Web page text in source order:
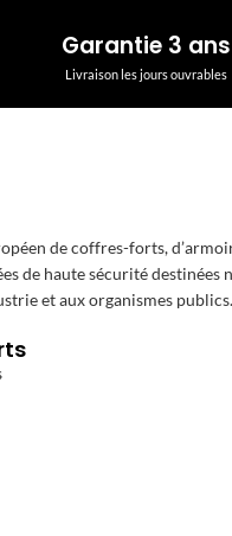
Garantie 3 ans
Livraison les jours ouvrables
de coffres-forts,
de haute sécurité destinées
et aux organismes publics.